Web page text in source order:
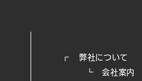
┏ 弊社について
┗会社案内